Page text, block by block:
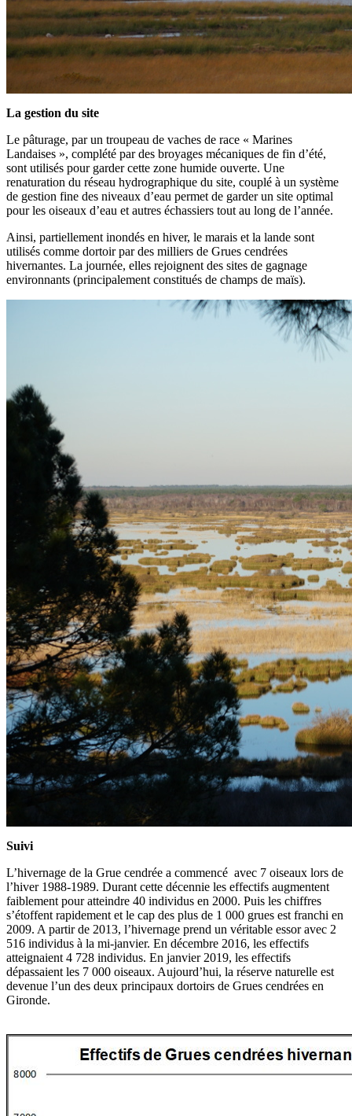
La gestion du site
Le pâturage, par un troupeau de vaches de race « Marines
Landaises », complété par des broyages mécaniques de fin d’été,
sont utilisés pour garder cette zone humide ouverte. Une
renaturation du réseau hydrographique du site, couplé à un système
de gestion fine des niveaux d’eau permet de garder un site optimal
pour les oiseaux d’eau et autres échassiers tout au long de l’année.
Ainsi, partiellement inondés en hiver, le marais et la lande sont
utilisés comme dortoir par des milliers de Grues cendrées
hivernantes. La journée, elles rejoignent des sites de gagnage
environnants (principalement constitués de champs de maïs).
Suivi
L’hivernage de la Grue cendrée a commencé avec 7 oiseaux lors de
l’hiver 1988-1989. Durant cette décennie les effectifs augmentent
faiblement pour atteindre 40 individus en 2000. Puis les chiffres
s’étoffent rapidement et le cap des plus de 1 000 grues est franchi en
2009. A partir de 2013, l’hivernage prend un véritable essor avec 2
516 individus à la mi-janvier. En décembre 2016, les effectifs
atteignaient 4 728 individus. En janvier 2019, les effectifs
dépassaient les 7 000 oiseaux. Aujourd’hui, la réserve naturelle est
devenue l’un des deux principaux dortoirs de Grues cendrées en
Gironde.